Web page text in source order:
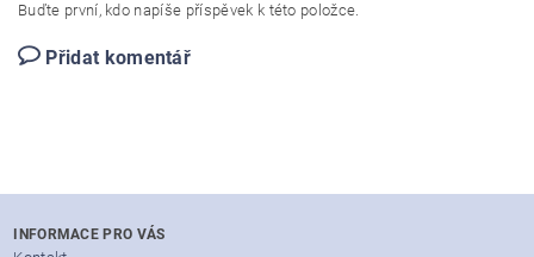
Buďte první, kdo napíše příspěvek k této položce.
Přidat komentář
INFORMACE PRO VÁS